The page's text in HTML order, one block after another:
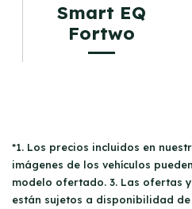
Smart EQ
Fortwo
*1. Los precios incluidos en
imágenes de los vehículos
modelo ofertado. 3. Las ofertas
están sujetos a disponibilidad